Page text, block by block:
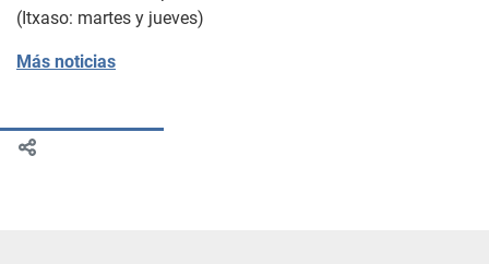
(Itxaso: martes y jueves)
Más noticias